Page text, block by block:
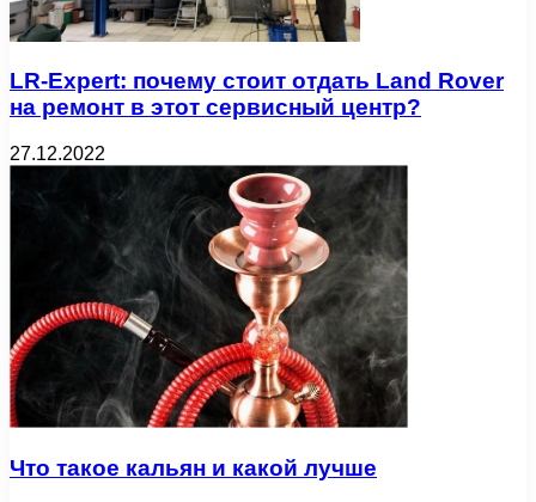
LR-Expert: почему стоит отдать Land Rover
на ремонт в этот сервисный центр?
27.12.2022
Что такое кальян и какой лучше